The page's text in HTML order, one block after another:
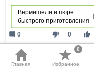
Вермишели и пюре
быстрого приготовления
thumb_down 0 thumb_up
mode_comment 0
Закончилась 61 день
Главная Избранное
0